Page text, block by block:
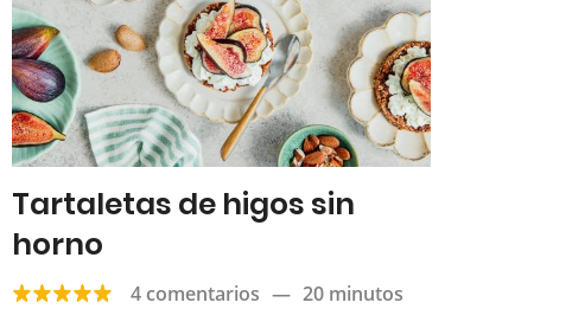
Tartaletas de higos sin
horno
4 comentarios — 20 minutos